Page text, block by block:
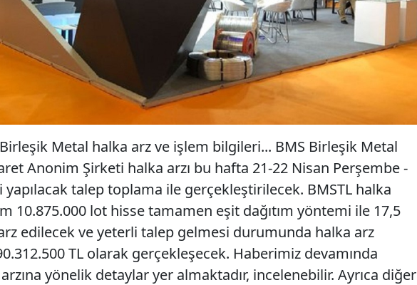
Birleşik Metal halka arz ve işlem bilgileri... BMS Birleşik Metal
Anonim Şirketi halka arzı bu hafta 21-22 Nisan Perşembe -
talep toplama ile gerçekleştirilecek. BMSTL halka
10.875.000 lot hisse tamamen eşit dağıtım yöntemi ile 17,5
arz edilecek ve yeterli talep gelmesi durumunda halka arz
TL olarak gerçekleşecek. Haberimiz devamında
yönelik detaylar yer almaktadır, incelenebilir. Ayrıca diğer